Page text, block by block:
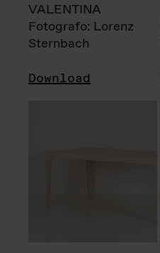
VALENTINA
Fotografo: Lorenz
Sternbach
Download